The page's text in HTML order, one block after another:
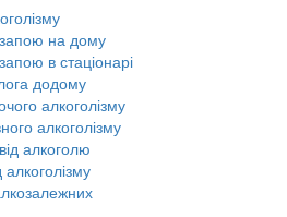
на дому
в стаціонарі
додому
алкоголізму
алкоголізму
алкоголю